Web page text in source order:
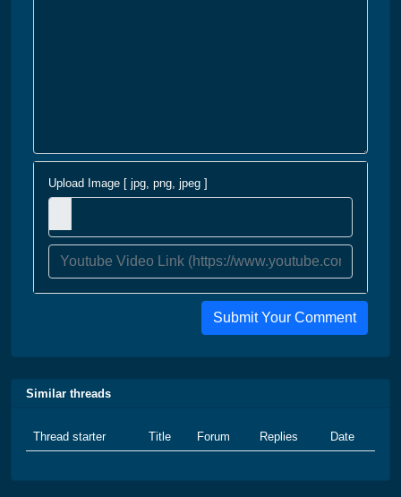
Upload Image [ jpg, png, jpeg ]
Submit Your Comment
Similar threads
Thread starter Title Forum Replies Date